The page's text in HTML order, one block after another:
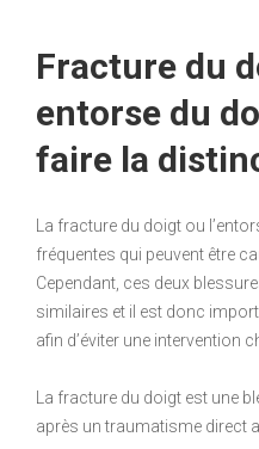
Fracture du
entorse du
faire la
La fracture du doigt ou
fréquentes qui peuvent être
Cependant, ces deux
similaires et il est donc
afin d’éviter une intervention
La fracture du doigt est une
après un traumatisme direct